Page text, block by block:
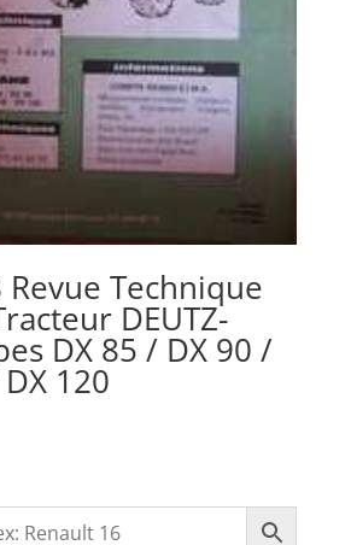
Revue Technique
DEUTZ-
DX 85 / DX 90 /
120